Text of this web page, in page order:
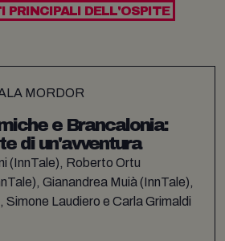
PRINCIPALI DELL'OSPITE
MORDOR
e Brancalonia:
di un'avventura
(InnTale), Roberto Ortu
Gianandrea Muià (InnTale),
Laudiero e Carla Grimaldi